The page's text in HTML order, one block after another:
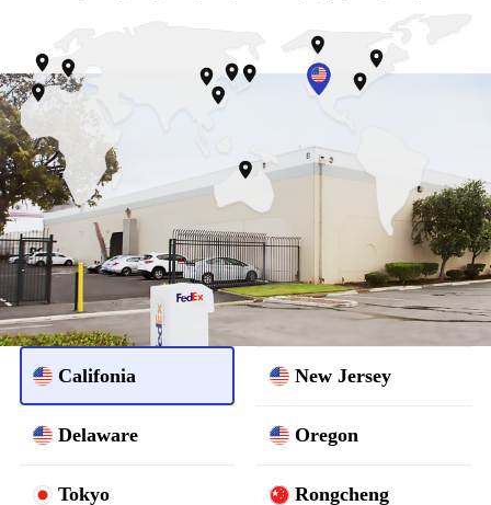
Califonia New Jersey
Delaware Oregon
Tokyo Rongcheng